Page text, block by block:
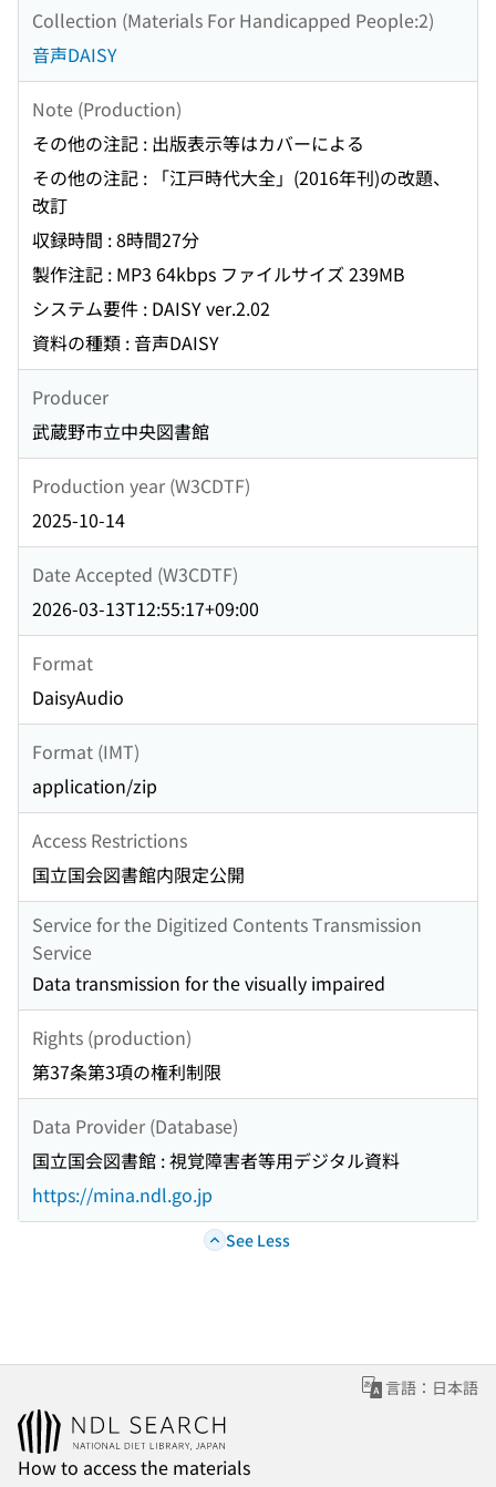
Collection (Materials For Handicapped People:2)
音声DAISY
Note (Production)
その他の注記 : 出版表示等はカバーによる
その他の注記 : 「江戸時代大全」(2016年刊)の改題、
改訂
収録時間 : 8時間27分
製作注記 : MP3 64kbps ファイルサイズ 239MB
システム要件 : DAISY ver.2.02
資料の種類 : 音声DAISY
Producer
武蔵野市立中央図書館
Production year (W3CDTF)
2025-10-14
Date Accepted (W3CDTF)
2026-03-13T12:55:17+09:00
Format
DaisyAudio
Format (IMT)
application/zip
Access Restrictions
国立国会図書館内限定公開
Service for the Digitized Contents Transmission
Service
Data transmission for the visually impaired
Rights (production)
第37条第3項の権利制限
Data Provider (Database)
国立国会図書館 : 視覚障害者等用デジタル資料
https://mina.ndl.go.jp
See Less
言語：日本語
How to access the materials